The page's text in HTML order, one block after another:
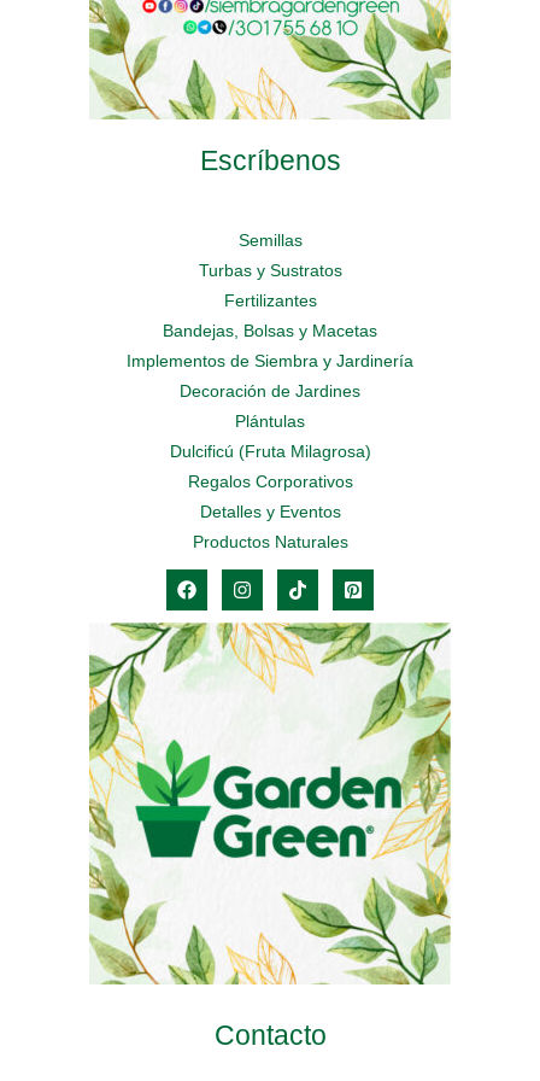
Escríbenos
Semillas
Turbas y Sustratos
Fertilizantes
Bandejas, Bolsas y Macetas
Implementos de Siembra y Jardinería
Decoración de Jardines
Plántulas
Dulcificú (Fruta Milagrosa)
Regalos Corporativos
Detalles y Eventos
Productos Naturales
Contacto